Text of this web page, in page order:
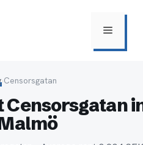
Meny
›Censorsgatan